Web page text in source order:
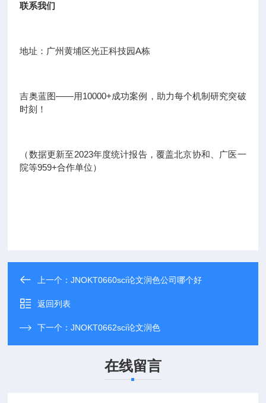
联系我们
地址：广州黄埔区光正科技园A栋
吉奥蓝图——用10000+成功案例，助力每个机制研究突破
时刻！
（数据更新至2023年度统计报告，覆盖北京协和、广医一
院等959+合作单位）
上一个：JNOKT0660sci论文润色公司哪个好
返回列表
下一个：JNOKT0662sci论文润色
在线留言